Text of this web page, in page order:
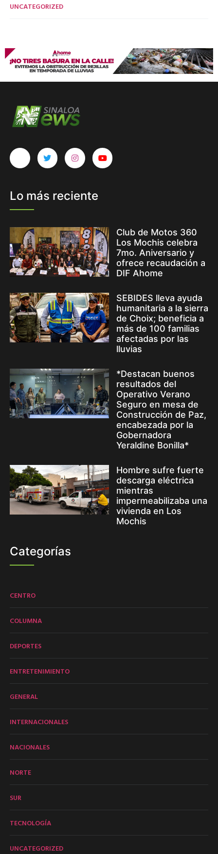
UNCATEGORIZED
Lo más reciente
Club de Motos 360
Los Mochis celebra
7mo. Aniversario y
ofrece recaudación a
DIF Ahome
SEBIDES lleva ayuda
humanitaria a la sierra
de Choix; beneficia a
más de 100 familias
afectadas por las
lluvias
*Destacan buenos
resultados del
Operativo Verano
Seguro en mesa de
Construcción de Paz,
encabezada por la
Gobernadora
Yeraldine Bonilla*
Hombre sufre fuerte
descarga eléctrica
mientras
impermeabilizaba una
vivienda en Los
Mochis
Categorías
CENTRO
COLUMNA
DEPORTES
ENTRETENIMIENTO
GENERAL
INTERNACIONALES
NACIONALES
NORTE
SUR
TECNOLOGÍA
UNCATEGORIZED